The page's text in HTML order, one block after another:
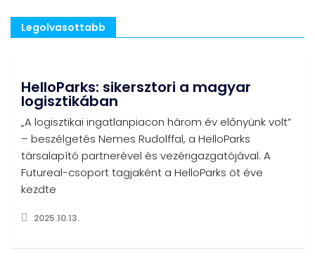
Legolvasottabb
HelloParks: sikersztori a magyar
logisztikában
„A logisztikai ingatlanpiacon három év előnyünk volt”
– beszélgetés Nemes Rudolffal, a HelloParks
társalapító partnerével és vezérigazgatójával. A
Futureal-csoport tagjaként a HelloParks öt éve
kezdte
2025.10.13.